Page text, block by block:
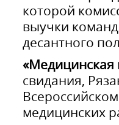
которой
выучки
десантного
«Медицинская
свидания,
медицинских